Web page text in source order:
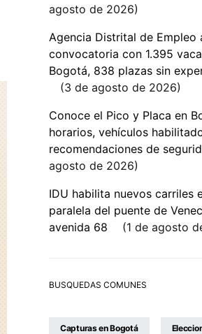
agosto de 2026
Agencia Distrital de Empleo
convocatoria con 1.395
Bogotá, 838 plazas sin
3 de agosto de 2026
Conoce el Pico y Placa en
horarios, vehículos
recomendaciones de
agosto de 2026
IDU habilita nuevos carriles
paralela del puente de
avenida 68
1 de agosto
BUSQUEDAS COMUNES
Capturas en Bogotá